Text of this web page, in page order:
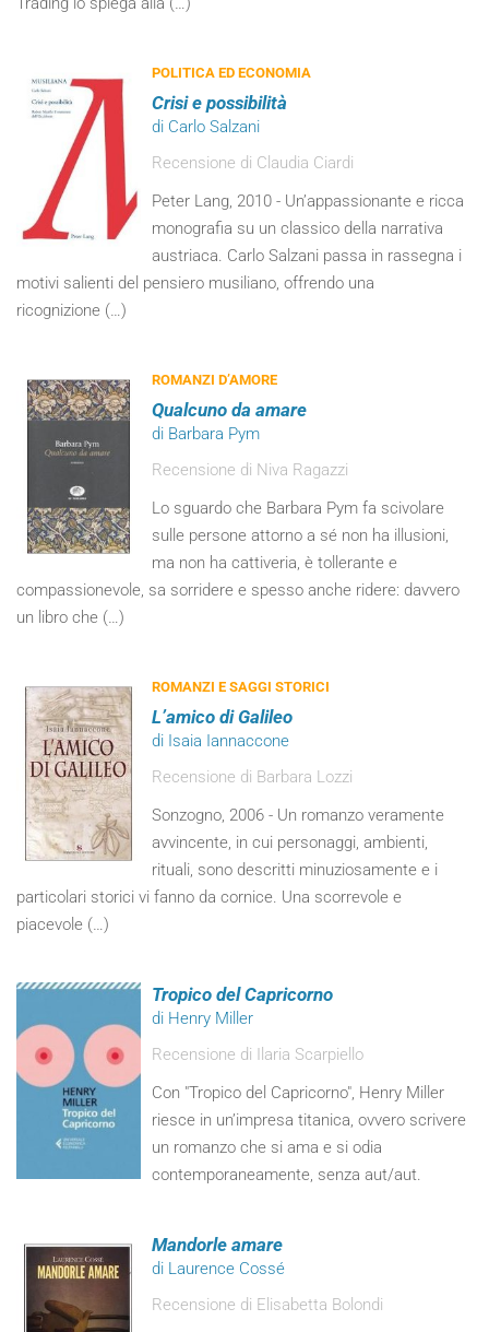
POLITICA ED ECONOMIA
Crisi e possibilità
di Carlo Salzani
Recensione di Claudia Ciardi
Peter Lang, 2010 - Un’appassionante e ricca
monografia su un classico della narrativa
austriaca. Carlo Salzani passa in rassegna i
motivi salienti del pensiero musiliano, offrendo una
ricognizione (…)
ROMANZI D’AMORE
Qualcuno da amare
di Barbara Pym
Recensione di Niva Ragazzi
Lo sguardo che Barbara Pym fa scivolare
sulle persone attorno a sé non ha illusioni,
ma non ha cattiveria, è tollerante e
compassionevole, sa sorridere e spesso anche ridere: davvero
un libro che (…)
ROMANZI E SAGGI STORICI
L’amico di Galileo
di Isaia Iannaccone
Recensione di Barbara Lozzi
Sonzogno, 2006 - Un romanzo veramente
avvincente, in cui personaggi, ambienti,
rituali, sono descritti minuziosamente e i
particolari storici vi fanno da cornice. Una scorrevole e
piacevole (…)
Tropico del Capricorno
di Henry Miller
Recensione di Ilaria Scarpiello
Con "Tropico del Capricorno", Henry Miller
riesce in un’impresa titanica, ovvero scrivere
un romanzo che si ama e si odia
contemporaneamente, senza aut/aut.
Mandorle amare
di Laurence Cossé
Recensione di Elisabetta Bolondi